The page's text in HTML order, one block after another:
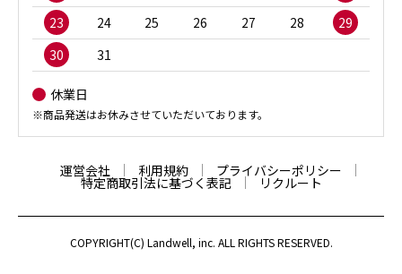
23
24 25 26 27 28
29
30
31
休業日
※商品発送はお休みさせていただいております。
運営会社 利用規約 プライバシーポリシー
特定商取引法に基づく表記 リクルート
COPYRIGHT(C) Landwell, inc. ALL RIGHTS RESERVED.